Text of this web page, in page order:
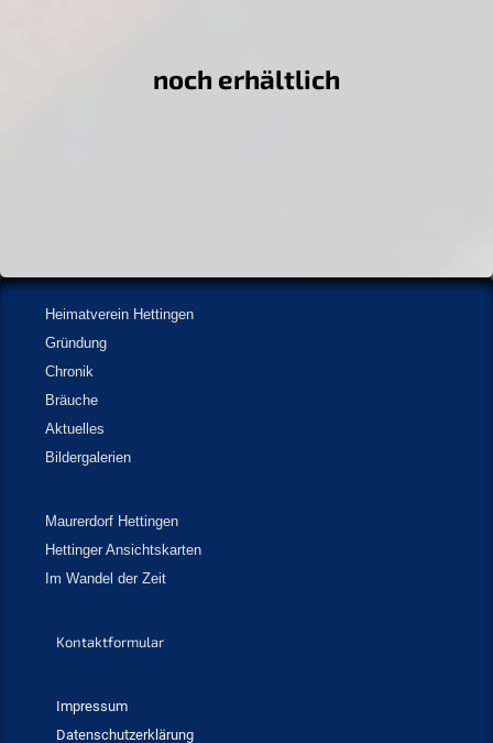
noch erhältlich
Heimatverein Hettingen
Gründung
Chronik
Bräuche
Aktuelles
Bildergalerien
Maurerdorf Hettingen
Hettinger Ansichtskarten
Im Wandel der Zeit
Kontaktformular
Impressum
Datenschutzerklärung